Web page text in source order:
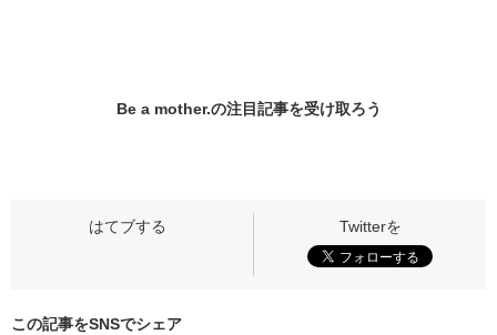
Be a mother.の注目記事を受け取ろう
この記事をSNSでシェア